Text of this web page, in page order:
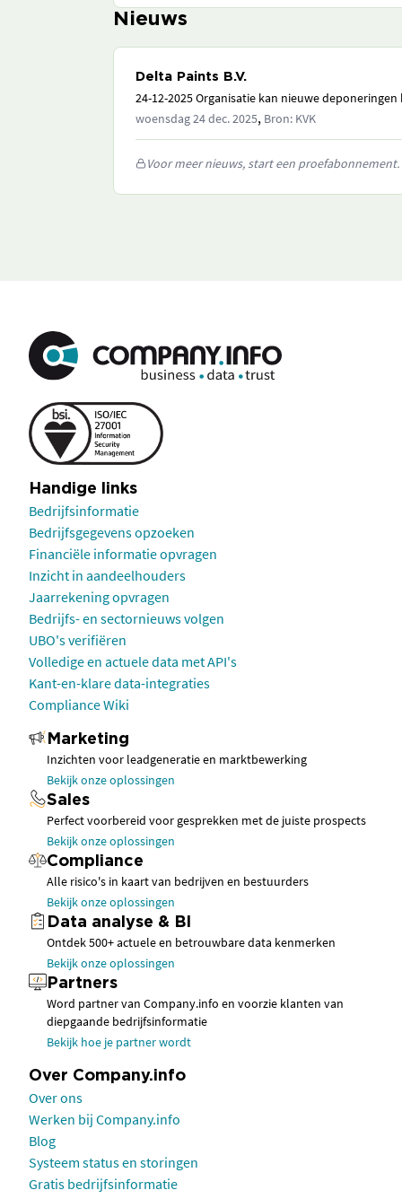
Nieuws
Delta Paints B.V.
24-12-2025 Organisatie kan nieuwe
woensdag 24 dec. 2025, Bron: KVK
Voor meer nieuws, start een proefabonnement.
Handige links
Bedrijfsinformatie
Bedrijfsgegevens opzoeken
Financiële informatie opvragen
Inzicht in aandeelhouders
Jaarrekening opvragen
Bedrijfs- en sectornieuws volgen
UBO's verifiëren
Volledige en actuele data met API's
Kant-en-klare data-integraties
Compliance Wiki
Marketing
Inzichten voor leadgeneratie en marktbewerking
Bekijk onze oplossingen
Sales
Perfect voorbereid voor gesprekken met de juiste prospects
Bekijk onze oplossingen
Compliance
Alle risico's in kaart van bedrijven en bestuurders
Bekijk onze oplossingen
Data analyse & BI
Ontdek 500+ actuele en betrouwbare data kenmerken
Bekijk onze oplossingen
Partners
Word partner van Company.info en voorzie klanten van
diepgaande bedrijfsinformatie
Bekijk hoe je partner wordt
Over Company.info
Over ons
Werken bij Company.info
Blog
Systeem status en storingen
Gratis bedrijfsinformatie